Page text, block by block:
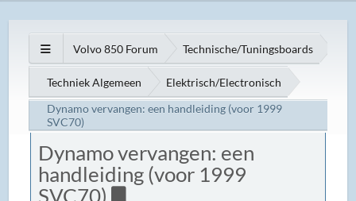
Volvo 850 Forum Technische/Tuningsboards
Techniek Algemeen
Elektrisch/Electronisch
Dynamo vervangen: een handleiding (voor 1999
SVC70)
Dynamo vervangen: een
handleiding (voor 1999
SVC70)